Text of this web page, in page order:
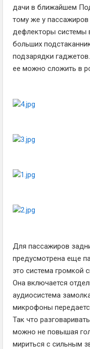
дачи в ближайшем
тому же у пассажиров
дефлекторы системы
больших
подзарядки
ее можно сложить в
Для пассажиров
предусмотрена еще
это система громкой
Она включается
аудиосистема
микрофоны
Так что
можно не повышая
мириться с сильным